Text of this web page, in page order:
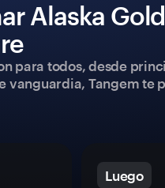
Alaska
para todos, desde
vanguardia, Tangem
Luego